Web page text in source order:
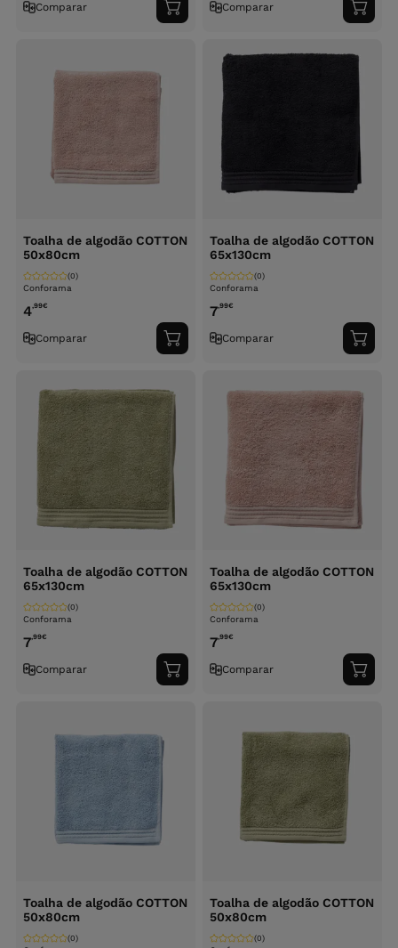
Comparar
Adicionar
ao
Comparar
ao
Toalha de algodão COTTON
50x80cm
Conforama
(0)
4,99€
Comparar
Adicionar
ao
Toalha de algodão COTTON
65x130cm
Conforama
(0)
7,99€
Comparar
ao
Toalha de algodão COTTON
65x130cm
Conforama
(0)
7,99€
Comparar
Adicionar
ao
Toalha de algodão COTTON
65x130cm
Conforama
(0)
7,99€
Comparar
ao
Toalha de algodão COTTON
50x80cm
(0)
Toalha de algodão COTTON
50x80cm
(0)